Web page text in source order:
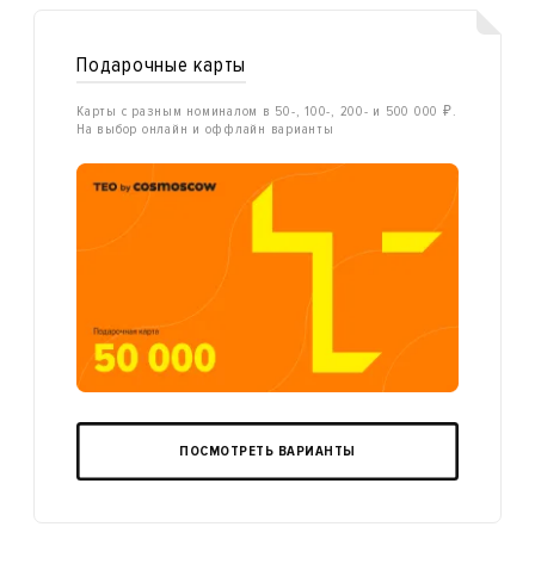
Подарочные карты
Карты с разным номиналом в 50-, 100-, 200- и 500 000 ₽.
На выбор онлайн и оффлайн варианты
ПОСМОТРЕТЬ ВАРИАНТЫ